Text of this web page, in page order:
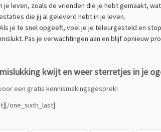
je leven, zoals de vrienden die je hebt gemaakt,
die jij al geleverd hebt in je leven.
Als je te snel opgeeft, voel je je teleurgesteld en
Pas je verwachtingen aan en blijf opnieuw
kwijt en weer sterretjes in je
een gratis kennismakingsgesprek!
one_sixth_last]